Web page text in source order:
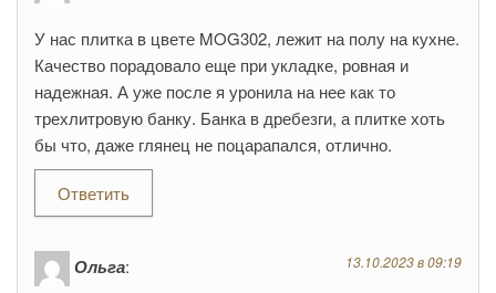
У нас плитка в цвете MOG302, лежит на полу на кухне.
Качество порадовало еще при укладке, ровная и
надежная. А уже после я уронила на нее как то
трехлитровую банку. Банка в дребезги, а плитке хоть
бы что, даже глянец не поцарапался, отлично.
Ответить
Ольга: 13.10.2023 в 09:19